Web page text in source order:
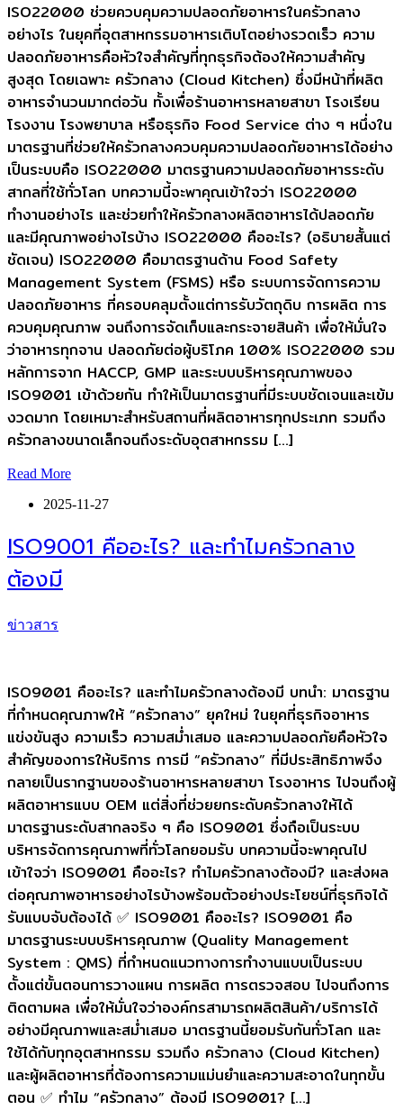
ISO22000 ช่วยควบคุมความปลอดภัยอาหารในครัวกลาง
อย่างไร ในยุคที่อุตสาหกรรมอาหารเติบโตอย่างรวดเร็ว ความ
ปลอดภัยอาหารคือหัวใจสำคัญที่ทุกธุรกิจต้องให้ความสำคัญ
สูงสุด โดยเฉพาะ ครัวกลาง (Cloud Kitchen) ซึ่งมีหน้าที่ผลิต
อาหารจำนวนมากต่อวัน ทั้งเพื่อร้านอาหารหลายสาขา โรงเรียน
โรงงาน โรงพยาบาล หรือธุรกิจ Food Service ต่าง ๆ หนึ่งใน
มาตรฐานที่ช่วยให้ครัวกลางควบคุมความปลอดภัยอาหารได้อย่าง
เป็นระบบคือ ISO22000 มาตรฐานความปลอดภัยอาหารระดับ
สากลที่ใช้ทั่วโลก บทความนี้จะพาคุณเข้าใจว่า ISO22000
ทำงานอย่างไร และช่วยทำให้ครัวกลางผลิตอาหารได้ปลอดภัย
และมีคุณภาพอย่างไรบ้าง ISO22000 คืออะไร? (อธิบายสั้นแต่
ชัดเจน) ISO22000 คือมาตรฐานด้าน Food Safety
Management System (FSMS) หรือ ระบบการจัดการความ
ปลอดภัยอาหาร ที่ครอบคลุมตั้งแต่การรับวัตถุดิบ การผลิต การ
ควบคุมคุณภาพ จนถึงการจัดเก็บและกระจายสินค้า เพื่อให้มั่นใจ
ว่าอาหารทุกจาน ปลอดภัยต่อผู้บริโภค 100% ISO22000 รวม
หลักการจาก HACCP, GMP และระบบบริหารคุณภาพของ
ISO9001 เข้าด้วยกัน ทำให้เป็นมาตรฐานที่มีระบบชัดเจนและเข้ม
งวดมาก โดยเหมาะสำหรับสถานที่ผลิตอาหารทุกประเภท รวมถึง
ครัวกลางขนาดเล็กจนถึงระดับอุตสาหกรรม […]
Read More
2025-11-27
ISO9001 คืออะไร? และทำไมครัวกลาง
ต้องมี
ข่าวสาร
ISO9001 คืออะไร? และทำไมครัวกลางต้องมี บทนำ: มาตรฐาน
ที่กำหนดคุณภาพให้ “ครัวกลาง” ยุคใหม่ ในยุคที่ธุรกิจอาหาร
แข่งขันสูง ความเร็ว ความสม่ำเสมอ และความปลอดภัยคือหัวใจ
สำคัญของการให้บริการ การมี “ครัวกลาง” ที่มีประสิทธิภาพจึง
กลายเป็นรากฐานของร้านอาหารหลายสาขา โรงอาหาร ไปจนถึงผู้
ผลิตอาหารแบบ OEM แต่สิ่งที่ช่วยยกระดับครัวกลางให้ได้
มาตรฐานระดับสากลจริง ๆ คือ ISO9001 ซึ่งถือเป็นระบบ
บริหารจัดการคุณภาพที่ทั่วโลกยอมรับ บทความนี้จะพาคุณไป
เข้าใจว่า ISO9001 คืออะไร? ทำไมครัวกลางต้องมี? และส่งผล
ต่อคุณภาพอาหารอย่างไรบ้างพร้อมตัวอย่างประโยชน์ที่ธุรกิจได้
รับแบบจับต้องได้ ✅ ISO9001 คืออะไร? ISO9001 คือ
มาตรฐานระบบบริหารคุณภาพ (Quality Management
System : QMS) ที่กำหนดแนวทางการทำงานแบบเป็นระบบ
ตั้งแต่ขั้นตอนการวางแผน การผลิต การตรวจสอบ ไปจนถึงการ
ติดตามผล เพื่อให้มั่นใจว่าองค์กรสามารถผลิตสินค้า/บริการได้
อย่างมีคุณภาพและสม่ำเสมอ มาตรฐานนี้ยอมรับกันทั่วโลก และ
ใช้ได้กับทุกอุตสาหกรรม รวมถึง ครัวกลาง (Cloud Kitchen)
และผู้ผลิตอาหารที่ต้องการความแม่นยำและความสะอาดในทุกขั้น
ตอน ✅ ทำไม “ครัวกลาง” ต้องมี ISO9001? […]